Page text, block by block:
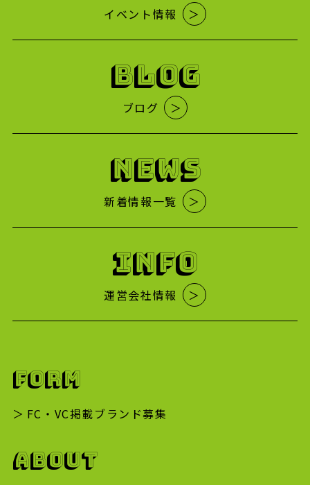
イベント情報 ＞
BLOG
ブログ ＞
NEWS
新着情報一覧 ＞
INFO
運営会社情報 ＞
FORM
FC・VC掲載ブランド募集
ABOUT